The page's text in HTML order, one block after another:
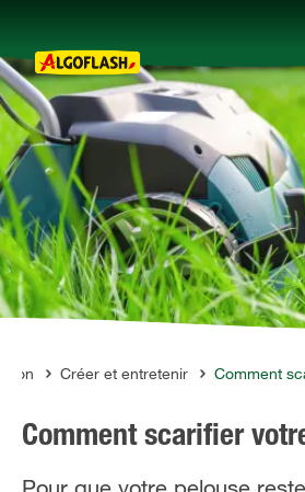
Nos produits
Conseils
Thèmes
Qui sommes-nous ?
Promotions
Créer et entretenir Comment
Comment scarifier